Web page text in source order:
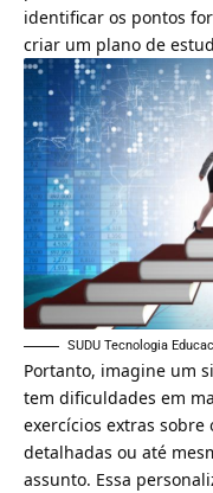
identificar os pontos
criar um plano de
SUDU Tecnologia
Portanto, imagine um
tem dificuldades em
exercícios extras sobre
detalhadas ou até
assunto. Essa